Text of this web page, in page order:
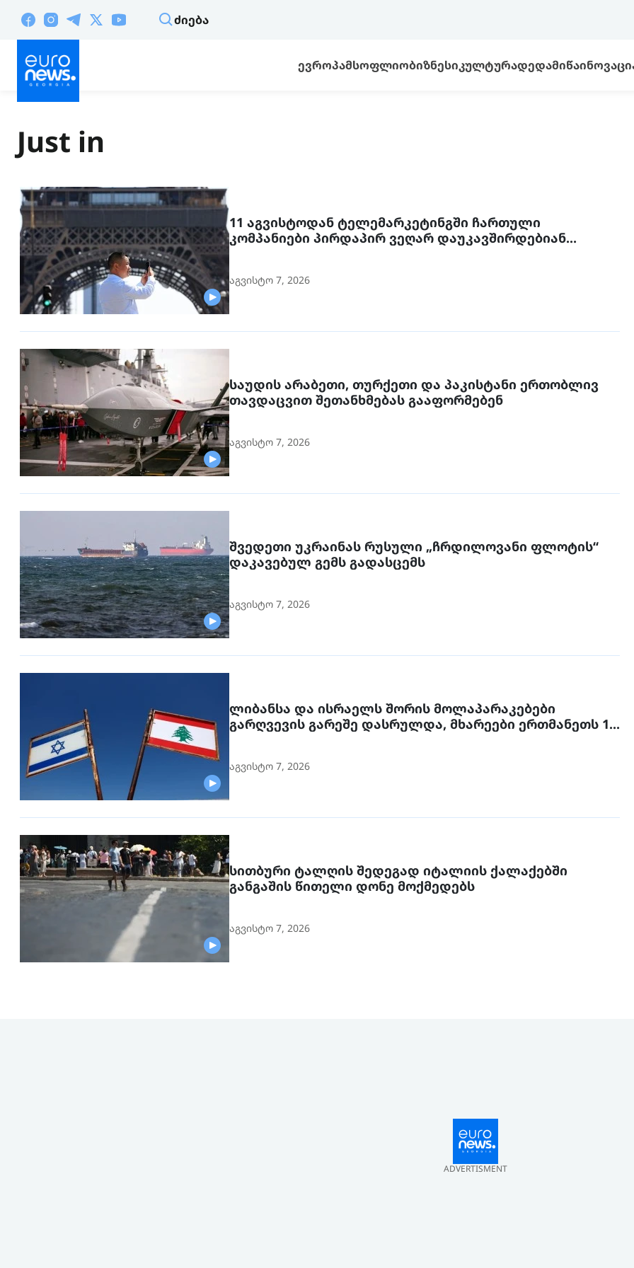
ᲫᲘᲔᲑᲐ
ᲔᲕᲠᲝᲞᲐᲛᲡᲝᲤᲚᲘᲝᲑᲘᲖᲜᲔᲡᲘᲙᲣᲚᲢᲣᲠᲐᲓᲔᲓᲐᲛᲘᲬᲐ
Just in
11 აგვისტოდან ტელემარკეტინგში ჩართული
კომპანიები პირდაპირ ვეღარ დაუკავშირდებიან
აგვისტო 7, 2026
საუდის არაბეთი, თურქეთი და პაკისტანი ერთობლივ
თავდაცვით შეთანხმებას გააფორმებენ
აგვისტო 7, 2026
შვედეთი უკრაინას რუსული „ჩრდილოვანი ფლოტის“
დაკავებულ გემს გადასცემს
აგვისტო 7, 2026
ლიბანსა და ისრაელს შორის მოლაპარაკებები
გარღვევის გარეშე დასრულდა, მხარეები ერთმანეთს 1
აგვისტო 7, 2026
სითბური ტალღის შედეგად იტალიის ქალაქებში
განგაშის წითელი დონე მოქმედებს
აგვისტო 7, 2026
ADVERTISMENT